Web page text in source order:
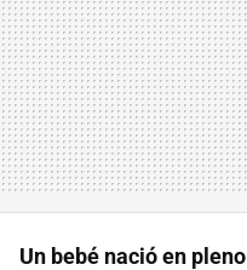
Un bebé nació en pleno